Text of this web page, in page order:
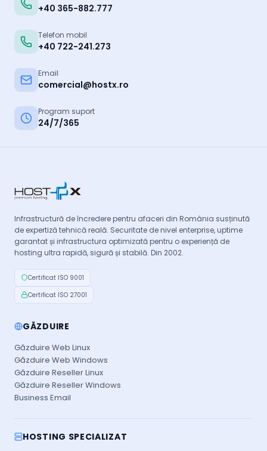
+40 365-882.777
Telefon mobil
+40 722-241.273
Email
comercial@hostx.ro
Program suport
24/7/365
Infrastructură de încredere pentru afaceri din România susținută
de expertiză tehnică reală. Securitate de nivel enterprise, uptime
garantat și infrastructura optimizată pentru o experiență de
hosting ultra rapidă, sigură și stabilă. Din 2002.
Certificat ISO 9001
Certificat ISO 27001
GĂZDUIRE
Găzduire Web Linux
Găzduire Web Windows
Găzduire Reseller Linux
Găzduire Reseller Windows
Business Email
HOSTING SPECIALIZAT